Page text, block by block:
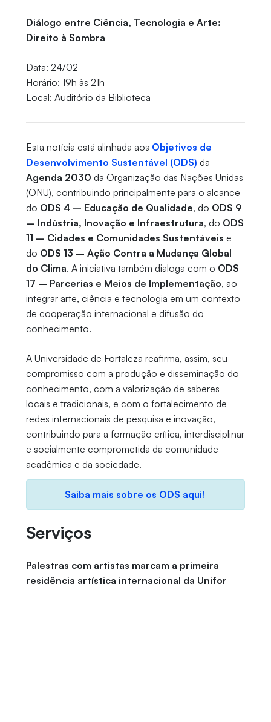
Diálogo entre Ciência, Tecnologia e Arte:
Direito à Sombra
Data: 24/02
Horário: 19h às 21h
Local: Auditório da Biblioteca
Esta notícia está alinhada aos Objetivos de
Desenvolvimento Sustentável (ODS) da
Agenda 2030 da Organização das Nações Unidas
(ONU), contribuindo principalmente para o alcance
do ODS 4 – Educação de Qualidade, do ODS 9
– Indústria, Inovação e Infraestrutura, do ODS
11 – Cidades e Comunidades Sustentáveis e
do ODS 13 – Ação Contra a Mudança Global
do Clima. A iniciativa também dialoga com o ODS
17 – Parcerias e Meios de Implementação, ao
integrar arte, ciência e tecnologia em um contexto
de cooperação internacional e difusão do
conhecimento.
A Universidade de Fortaleza reafirma, assim, seu
compromisso com a produção e disseminação do
conhecimento, com a valorização de saberes
locais e tradicionais, e com o fortalecimento de
redes internacionais de pesquisa e inovação,
contribuindo para a formação crítica, interdisciplinar
e socialmente comprometida da comunidade
acadêmica e da sociedade.
Saiba mais sobre os ODS aqui!
Serviços
Palestras com artistas marcam a primeira
residência artística internacional da Unifor